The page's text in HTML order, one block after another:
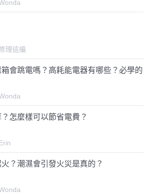
理這編
會跳電嗎？高耗能電器有哪些？必學的
怎麼樣可以節省電費？
？潮濕會引發火災是真的？